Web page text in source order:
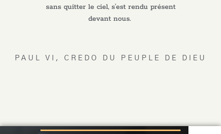
sans quitter le ciel, s’est rendu présent
devant nous.
PAUL VI, CREDO DU PEUPLE DE DIEU